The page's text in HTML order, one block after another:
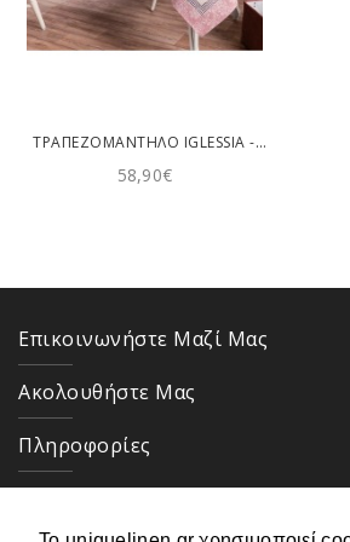
ΤΡΑΠΕΖΟΜΆΝΤΗΛΟ IGLESSIA - 140X220CM TEORAN
58,90€
Επικοινωνήστε Μαζί Μας
Ακολουθήστε Μας
Πληροφορίες